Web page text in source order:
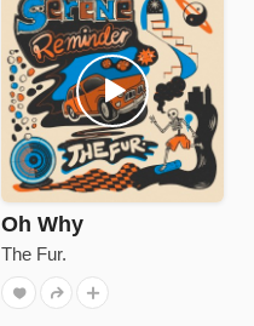
Oh Why
The Fur.